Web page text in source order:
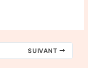
SUIVANT